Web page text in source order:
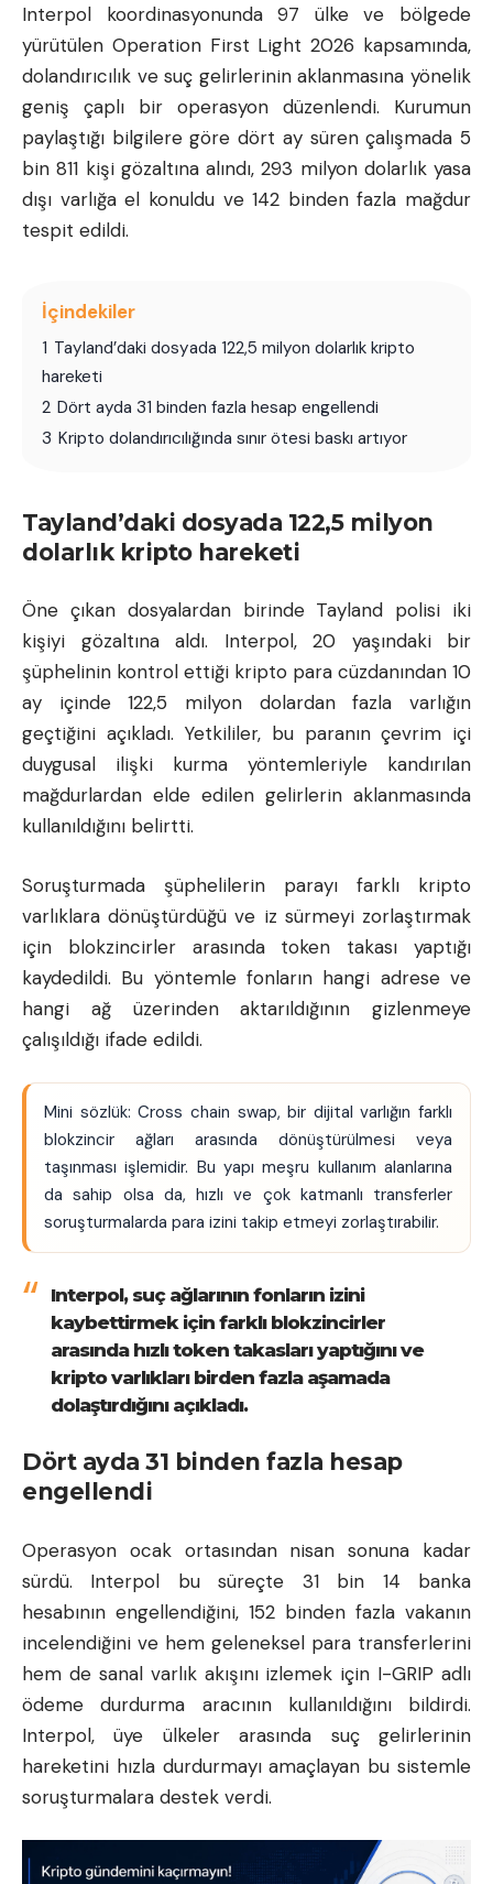
Interpol koordinasyonunda 97 ülke ve bölgede
yürütülen Operation First Light 2026 kapsamında,
dolandırıcılık ve suç gelirlerinin aklanmasına yönelik
geniş çaplı bir operasyon düzenlendi. Kurumun
paylaştığı bilgilere göre dört ay süren çalışmada 5
bin 811 kişi gözaltına alındı, 293 milyon dolarlık yasa
dışı varlığa el konuldu ve 142 binden fazla mağdur
tespit edildi.
İçindekiler
1 Tayland’daki dosyada 122,5 milyon dolarlık kripto
hareketi
2 Dört ayda 31 binden fazla hesap engellendi
3 Kripto dolandırıcılığında sınır ötesi baskı artıyor
Tayland’daki dosyada 122,5 milyon
dolarlık kripto hareketi
Öne çıkan dosyalardan birinde Tayland polisi iki
kişiyi gözaltına aldı. Interpol, 20 yaşındaki bir
şüphelinin kontrol ettiği kripto para cüzdanından 10
ay içinde 122,5 milyon dolardan fazla varlığın
geçtiğini açıkladı. Yetkililer, bu paranın çevrim içi
duygusal ilişki kurma yöntemleriyle kandırılan
mağdurlardan elde edilen gelirlerin aklanmasında
kullanıldığını belirtti.
Soruşturmada şüphelilerin parayı farklı kripto
varlıklara dönüştürdüğü ve iz sürmeyi zorlaştırmak
için blokzincirler arasında token takası yaptığı
kaydedildi. Bu yöntemle fonların hangi adrese ve
hangi ağ üzerinden aktarıldığının gizlenmeye
çalışıldığı ifade edildi.
Mini sözlük: Cross chain swap, bir dijital varlığın farklı
blokzincir ağları arasında dönüştürülmesi veya
taşınması işlemidir. Bu yapı meşru kullanım alanlarına
da sahip olsa da, hızlı ve çok katmanlı transferler
soruşturmalarda para izini takip etmeyi zorlaştırabilir.
Interpol, suç ağlarının fonların izini
kaybettirmek için farklı blokzincirler
arasında hızlı token takasları yaptığını ve
kripto varlıkları birden fazla aşamada
dolaştırdığını açıkladı.
Dört ayda 31 binden fazla hesap
engellendi
Operasyon ocak ortasından nisan sonuna kadar
sürdü. Interpol bu süreçte 31 bin 14 banka
hesabının engellendiğini, 152 binden fazla vakanın
incelendiğini ve hem geleneksel para transferlerini
hem de sanal varlık akışını izlemek için I-GRIP adlı
ödeme durdurma aracının kullanıldığını bildirdi.
Interpol, üye ülkeler arasında suç gelirlerinin
hareketini hızla durdurmayı amaçlayan bu sistemle
soruşturmalara destek verdi.